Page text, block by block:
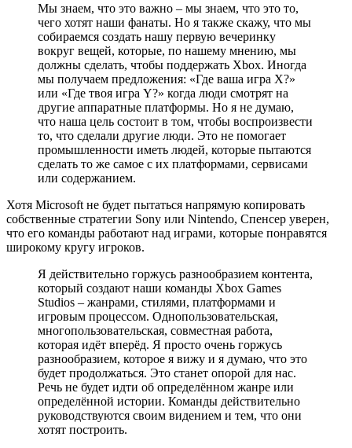
Мы знаем, что это важно – мы знаем, что это то,
чего хотят наши фанаты. Но я также скажу, что мы
собираемся создать нашу первую вечеринку
вокруг вещей, которые, по нашему мнению, мы
должны сделать, чтобы поддержать Xbox. Иногда
мы получаем предложения: «Где ваша игра X?»
или «Где твоя игра Y?» когда люди смотрят на
другие аппаратные платформы. Но я не думаю,
что наша цель состоит в том, чтобы воспроизвести
то, что сделали другие люди. Это не помогает
промышленности иметь людей, которые пытаются
сделать то же самое с их платформами, сервисами
или содержанием.
Хотя Microsoft не будет пытаться напрямую копировать
собственные стратегии Sony или Nintendo, Спенсер уверен,
что его команды работают над играми, которые понравятся
широкому кругу игроков.
Я действительно горжусь разнообразием контента,
который создают наши команды Xbox Games
Studios – жанрами, стилями, платформами и
игровым процессом. Однопользовательская,
многопользовательская, совместная работа,
которая идёт вперёд. Я просто очень горжусь
разнообразием, которое я вижу и я думаю, что это
будет продолжаться. Это станет опорой для нас.
Речь не будет идти об определённом жанре или
определённой истории. Команды действительно
руководствуются своим видением и тем, что они
хотят построить.